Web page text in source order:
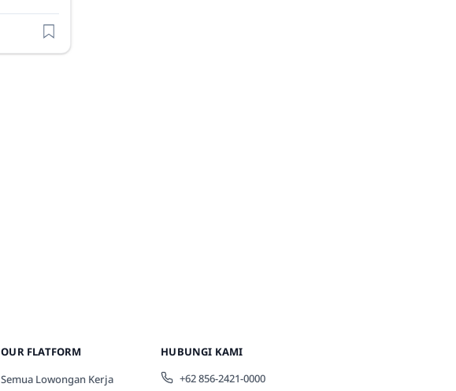
OUR FLATFORM
Semua Lowongan Kerja
HUBUNGI KAMI
+62 856-2421-0000